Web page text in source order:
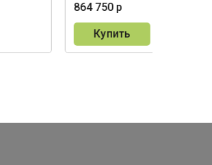
864 750 р
Купить